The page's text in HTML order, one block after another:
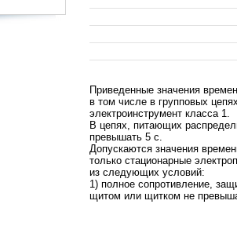
Приведенные значения
в том числе в групповых
электроинструмент класса 1.
В цепях, питающих
превышать 5 с.
Допускаются значения
только стационарные
из следующих условий:
1) полное сопротивление,
щитом или щитком не